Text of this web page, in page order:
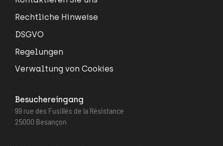
Rechtliche Hinweise
DSGVO
Regelungen
Verwaltung von Cookies
Besuchereingang
99 rue des Fusillés de la Résistance
25000 Besançon